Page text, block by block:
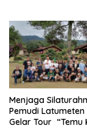
Menjaga
Pemudi
Gelar Tour “Temu